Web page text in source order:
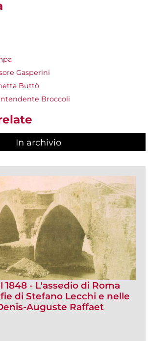
Gasperini
Buttò
Broccoli
In archivio
- L'assedio di Roma
di Stefano Lecchi e nelle
Auguste Raffaet